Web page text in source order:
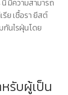
นี้ มีความสามารถ
ย เชื้อรา ยีสต์
กันไรฝุ่นโดย
รับผู้เป็น